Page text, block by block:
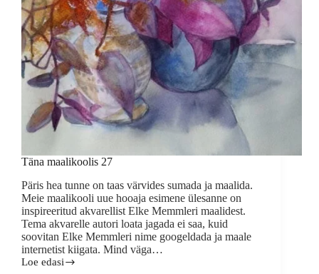
Täna maalikoolis 27
Päris hea tunne on taas värvides sumada ja maalida.
Meie maalikooli uue hooaja esimene ülesanne on
inspireeritud akvarellist Elke Memmleri maalidest.
Tema akvarelle autori loata jagada ei saa, kuid
soovitan Elke Memmleri nime googeldada ja maale
internetist kiigata. Mind väga…
Loe edasi
Täna